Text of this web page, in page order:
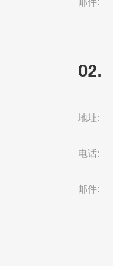
02.
地址:
电话:
邮件: